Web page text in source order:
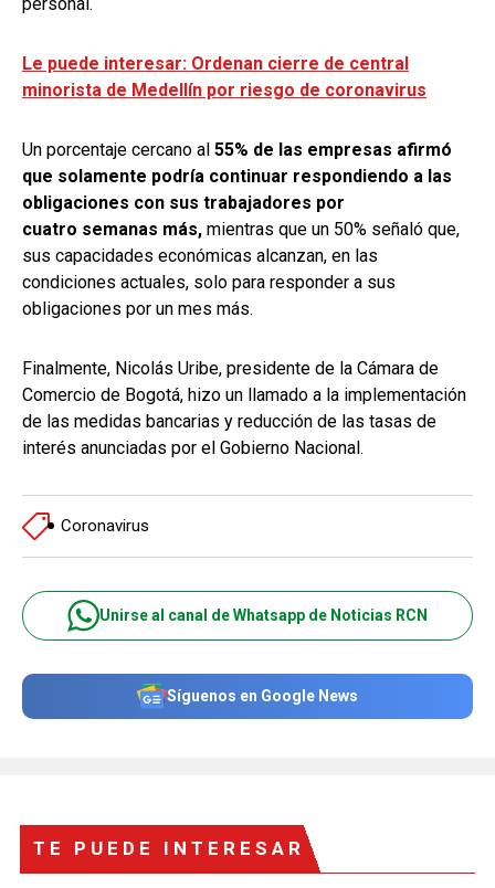
Le puede interesar: Ordenan cierre de central
minorista de Medellín por riesgo de coronavirus
Un porcentaje cercano al 55% de las empresas afirmó
que solamente podría continuar respondiendo a las
obligaciones con sus trabajadores por
cuatro semanas más, mientras que un 50% señaló que,
sus capacidades económicas alcanzan, en las
condiciones actuales, solo para responder a sus
obligaciones por un mes más.
Finalmente, Nicolás Uribe, presidente de la Cámara de
Comercio de Bogotá, hizo un llamado a la implementación
de las medidas bancarias y reducción de las tasas de
interés anunciadas por el Gobierno Nacional.
Coronavirus
Unirse al canal de Whatsapp de Noticias RCN
Síguenos en Google News
TE PUEDE INTERESAR